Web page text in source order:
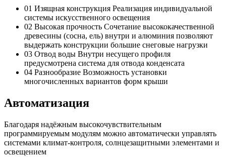
01 Изящная конструкция Реализация индивидуальной
системы искусственного освещения
02 Высокая прочность Сочетание высококачественной
древесины (сосна, ель) внутри и алюминия позволяют
выдержать конструкции большие снеговые нагрузки
03 Отвод воды Внутри несущего профиля
предусмотрена система для отвода конденсата
04 Разнообразие Возможность установки
многочисленных вариантов форм крыши
Автоматизация
Благодаря надёжным высокочувствительным
программируемым модулям можно автоматически управлять
системами климат-контроля, солнцезащитными элементами и
освещением